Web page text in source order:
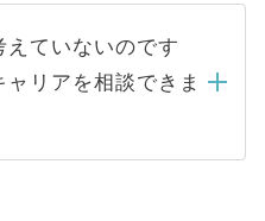
条件に合った人材の
頼するケースが増え
りません。内定先へ
アパートナーが行い
ださい。
ことはありませんの
当サイトからの登録
者様の個人情報は、
プおよび転職活動の
します。お預かりし
ータはご本人の許可
ていないのです
リアを相談できま